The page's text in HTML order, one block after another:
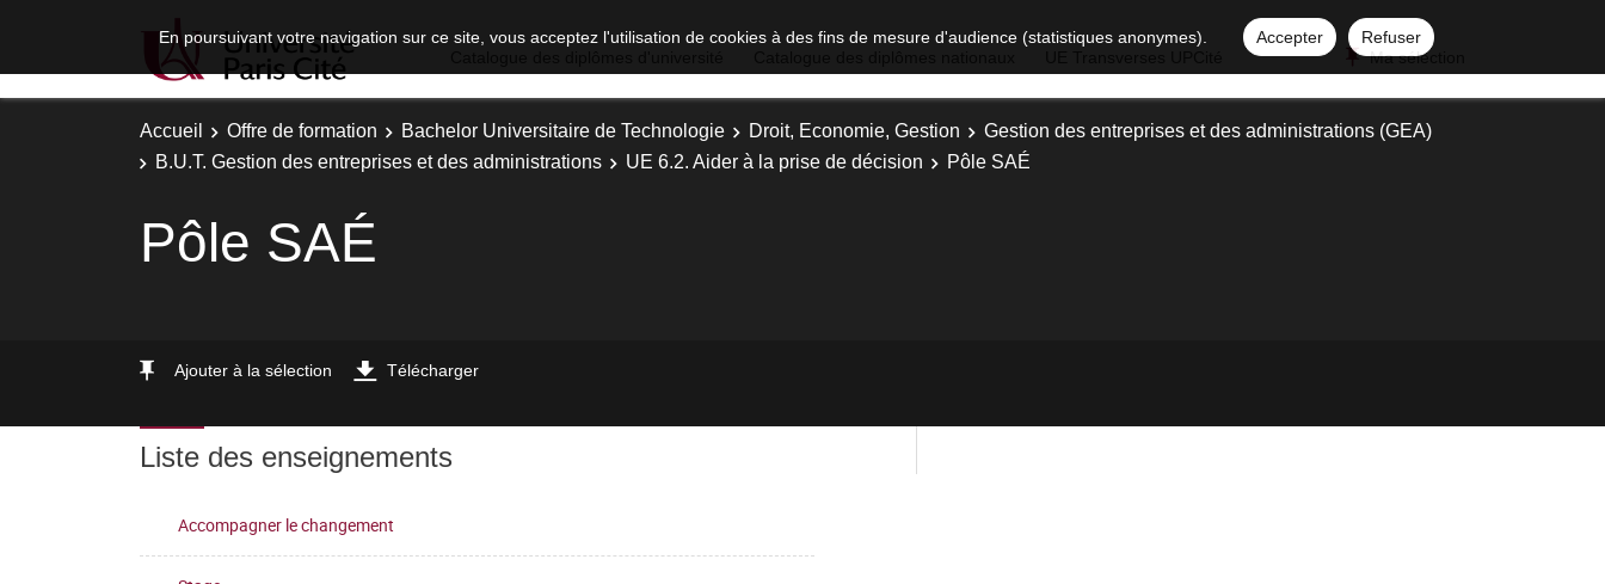
En poursuivant votre navigation sur ce site, vous acceptez l'utilisation de cookies à des fins de mesure d'audience (statistiques anonymes). Accepter
Refuser
Ma sélection
Accueil Offre de formation Bachelor Universitaire de Technologie Droit, Economie, Gestion
Gestion des entreprises et des administrations (GEA)
B.U.T. Gestion des entreprises et des administrations
UE 6.2. Aider à la prise de décision Pôle SAÉ
Pôle SAÉ
Ajouter à la sélection Télécharger
Liste des enseignements
Accompagner le changement